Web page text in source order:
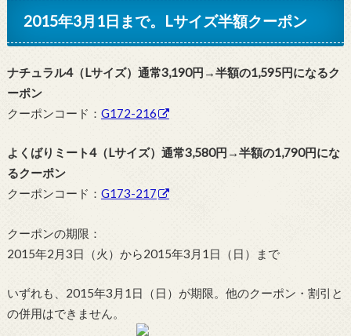
2015年3月1日まで。Lサイズ半額クーポン
ナチュラル4（Lサイズ）通常3,190円→半額の1,595円になるク
ーポン
クーポンコード： G172-216
よくばりミート4（Lサイズ）通常3,580円→半額の1,790円にな
るクーポン
クーポンコード： G173-217
クーポンの期限：
2015年2月3日（火）から2015年3月1日（日）まで
いずれも、2015年3月1日（日）が期限。他のクーポン・割引と
の併用はできません。